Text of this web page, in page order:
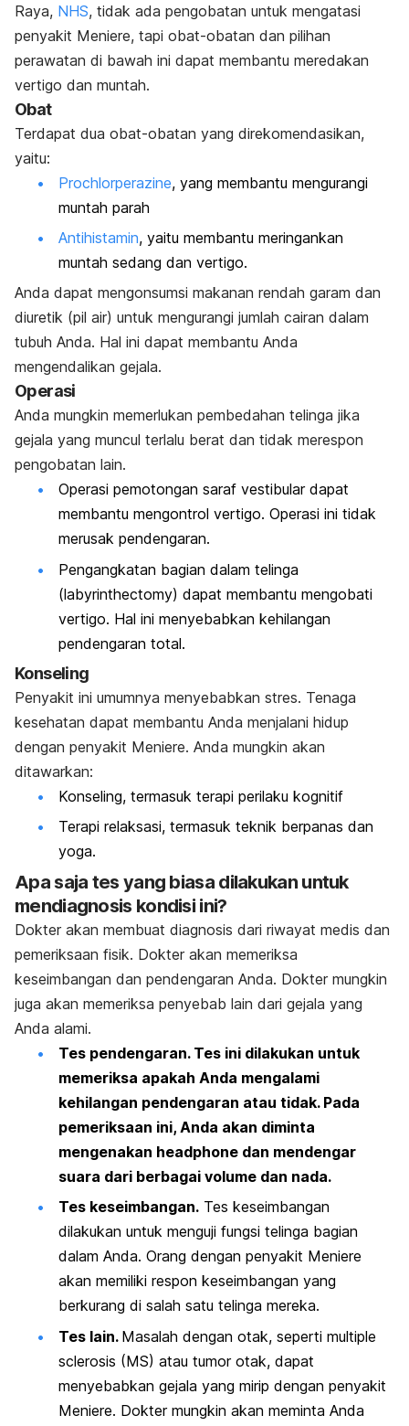
Raya, NHS, tidak ada pengobatan untuk mengatasi
penyakit Meniere, tapi obat-obatan dan pilihan
perawatan di bawah ini dapat membantu meredakan
vertigo dan muntah.
Obat
Terdapat dua obat-obatan yang direkomendasikan,
yaitu:
Prochlorperazine, yang membantu mengurangi
muntah parah
Antihistamin, yaitu membantu meringankan
muntah sedang dan vertigo.
Anda dapat mengonsumsi makanan rendah garam dan
diuretik (pil air) untuk mengurangi jumlah cairan dalam
tubuh Anda. Hal ini dapat membantu Anda
mengendalikan gejala.
Operasi
Anda mungkin memerlukan pembedahan telinga jika
gejala yang muncul terlalu berat dan tidak merespon
pengobatan lain.
Operasi pemotongan saraf vestibular dapat
membantu mengontrol vertigo. Operasi ini tidak
merusak pendengaran.
Pengangkatan bagian dalam telinga
(labyrinthectomy) dapat membantu mengobati
vertigo. Hal ini menyebabkan kehilangan
pendengaran total.
Konseling
Penyakit ini umumnya menyebabkan stres. Tenaga
kesehatan dapat membantu Anda menjalani hidup
dengan penyakit Meniere. Anda mungkin akan
ditawarkan:
Konseling, termasuk terapi perilaku kognitif
Terapi relaksasi, termasuk teknik berpanas dan
yoga.
Apa saja tes yang biasa dilakukan untuk
mendiagnosis kondisi ini?
Dokter akan membuat diagnosis dari riwayat medis dan
pemeriksaan fisik. Dokter akan memeriksa
keseimbangan dan pendengaran Anda. Dokter mungkin
juga akan memeriksa penyebab lain dari gejala yang
Anda alami.
Tes pendengaran. Tes ini dilakukan untuk
memeriksa apakah Anda mengalami
kehilangan pendengaran atau tidak. Pada
pemeriksaan ini, Anda akan diminta
mengenakan headphone dan mendengar
suara dari berbagai volume dan nada.
Tes keseimbangan. Tes keseimbangan
dilakukan untuk menguji fungsi telinga bagian
dalam Anda. Orang dengan penyakit Meniere
akan memiliki respon keseimbangan yang
berkurang di salah satu telinga mereka.
Tes lain. Masalah dengan otak, seperti multiple
sclerosis (MS) atau tumor otak, dapat
menyebabkan gejala yang mirip dengan penyakit
Meniere. Dokter mungkin akan meminta Anda